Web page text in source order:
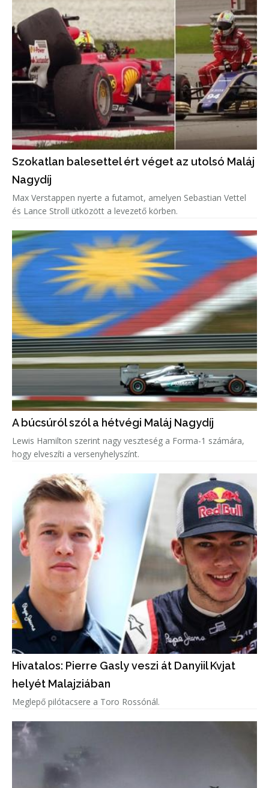
Szokatlan balesettel ért véget az utolsó Maláj
Nagydíj
Max Verstappen nyerte a futamot, amelyen Sebastian Vettel
és Lance Stroll ütközött a levezető körben.
A búcsúról szól a hétvégi Maláj Nagydíj
Lewis Hamilton szerint nagy veszteség a Forma-1 számára,
hogy elveszíti a versenyhelyszínt.
Hivatalos: Pierre Gasly veszi át Danyiil Kvjat
helyét Malajziában
Meglepő pilótacsere a Toro Rossónál.